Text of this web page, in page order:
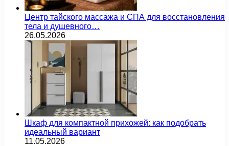
Центр тайского массажа и СПА для восстановления
тела и душевного…
26.05.2026
Шкаф для компактной прихожей: как подобрать
идеальный вариант
11.05.2026